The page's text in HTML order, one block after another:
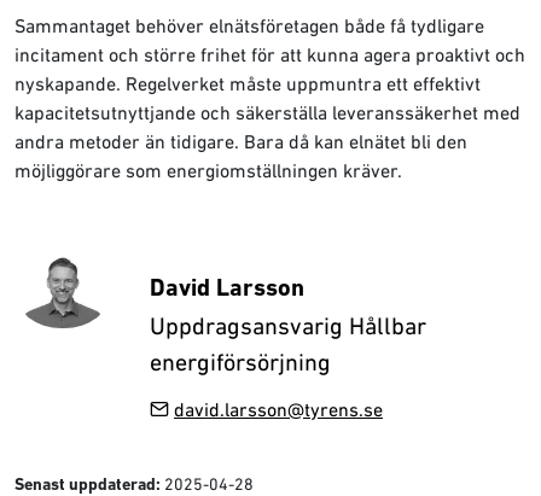
Sammantaget behöver elnätsföretagen både få tydligare
incitament och större frihet för att kunna agera proaktivt och
nyskapande. Regelverket måste uppmuntra ett effektivt
kapacitetsutnyttjande och säkerställa leveranssäkerhet med
andra metoder än tidigare. Bara då kan elnätet bli den
möjliggörare som energiomställningen kräver.
David Larsson
Uppdragsansvarig Hållbar
energiförsörjning
david.larsson@tyrens.se
Senast uppdaterad: 2025-04-28